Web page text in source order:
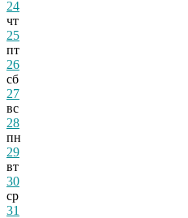
24
чт
25
пт
26
сб
27
вс
28
пн
29
вт
30
ср
31